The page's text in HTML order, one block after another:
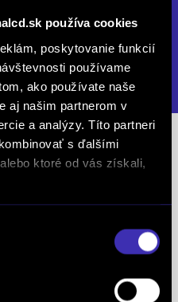
používa cookies
poskytovanie funkcií
používame
ako používate naše
aj našim partnerom v
a analýzy. Títo partneri
s ďalšími
ktoré od vás získali,
692 427